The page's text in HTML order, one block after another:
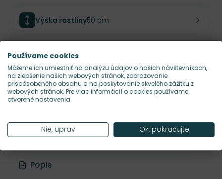
Výška rastliny50 cm
Habitus rastlinyvzpriamený
Nároky na slnkoP
Popis
Používame cookies
Môžeme ich umiestniť na analýzu údajov o našich návštevníkoch,
na zlepšenie našich webových stránok, zobrazovanie
prispôsobeného obsahu a na poskytovanie skvelého zážitku z
webových stránok. Pre viac informácií o cookies používame
otvorené nastavenia.
Nie, uprav Ok, pokračujte